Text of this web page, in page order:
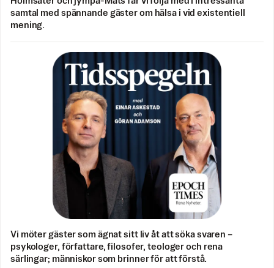
samtal med spännande gäster om hälsa i vid existentiell
mening.
Vi möter gäster som ägnat sitt liv åt att söka svaren –
psykologer, författare, filosofer, teologer och rena
särlingar; människor som brinner för att förstå.